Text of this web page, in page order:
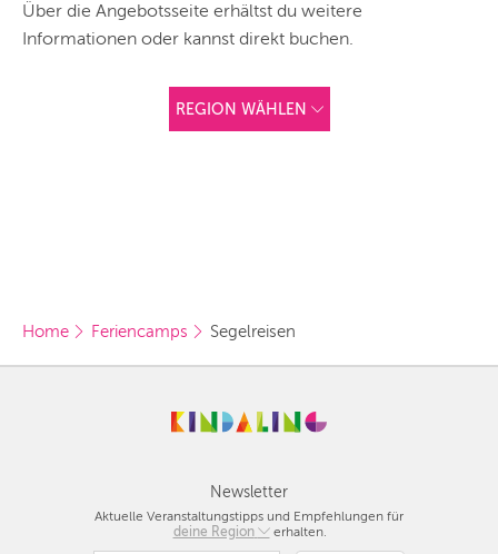
Über die Angebotsseite erhältst du weitere
Informationen oder kannst direkt buchen.
REGION WÄHLEN
BERLIN
HAMBURG
KÖLN
Home Feriencamps Segelreisen
Newsletter
Aktuelle Veranstaltungstipps und Empfehlungen für
deine Region
Berlin
erhalten.